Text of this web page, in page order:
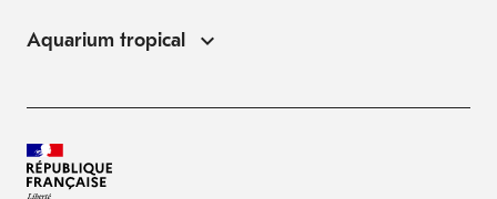
Aquarium tropical